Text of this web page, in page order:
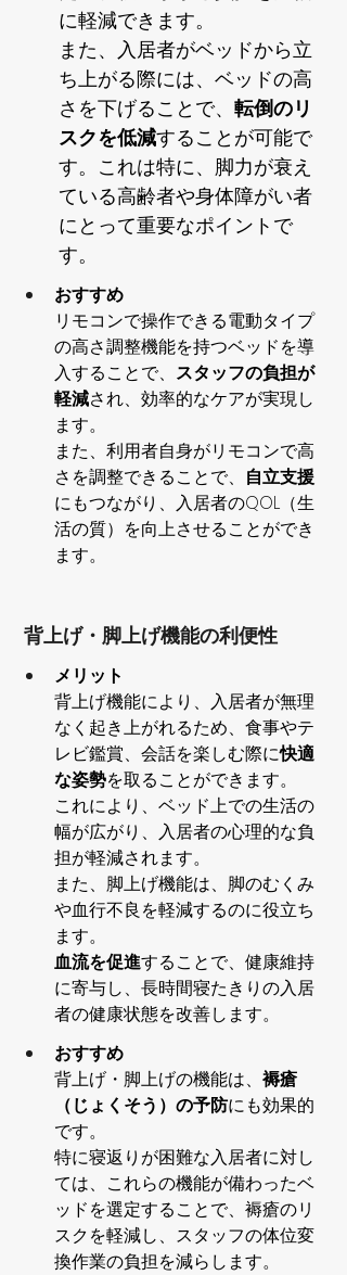
に軽減できます。
また、入居者がベッドから立
ち上がる際には、ベッドの高
さを下げることで、 転倒のリ
スクを低減することが可能で
す。これは特に、脚力が衰え
ている高齢者や身体障がい者
にとって重要なポイントで
す。
おすすめ
リモコンで操作できる電動タイプ
の高さ調整機能を持つベッドを導
入することで、 スタッフの負担が
軽減され、効率的なケアが実現し
ます。
また、利用者自身がリモコンで高
さを調整できることで、 自立支援
にもつながり、入居者のQOL（生
活の質）を向上させることができ
ます。
背上げ・脚上げ機能の利便性
メリット
背上げ機能により、入居者が無理
なく起き上がれるため、食事やテ
レビ鑑賞、会話を楽しむ際に快適
な姿勢を取ることができます。
これにより、ベッド上での生活の
幅が広がり、入居者の心理的な負
担が軽減されます。
また、脚上げ機能は、脚のむくみ
や血行不良を軽減するのに役立ち
ます。
血流を促進することで、健康維持
に寄与し、長時間寝たきりの入居
者の健康状態を改善します。
おすすめ
背上げ・脚上げの機能は、 褥瘡
（じょくそう）の予防にも効果的
です。
特に寝返りが困難な入居者に対し
ては、これらの機能が備わったベ
ッドを選定することで、褥瘡のリ
スクを軽減し、スタッフの体位変
換作業の負担を減らします。